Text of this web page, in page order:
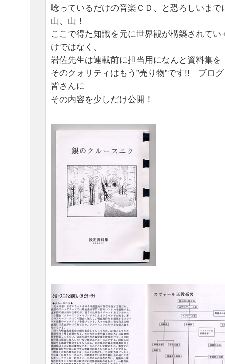
唸っているだけの音楽ＣＤ、と恐ろしいまで
山、山！
ここで得た知識を元に世界観が構築されて
けではなく、
岩佐先生は連載前に担当用になんと資料集を
そのクォリティはもう”売り物”です!! ブロ
皆さんに
その内容を少しだけ公開！